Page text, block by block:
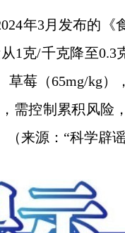
年3月发布的
1克/千克降至0.3
莓（65mg/kg）
需控制累积风险
来源：“科学辟谣